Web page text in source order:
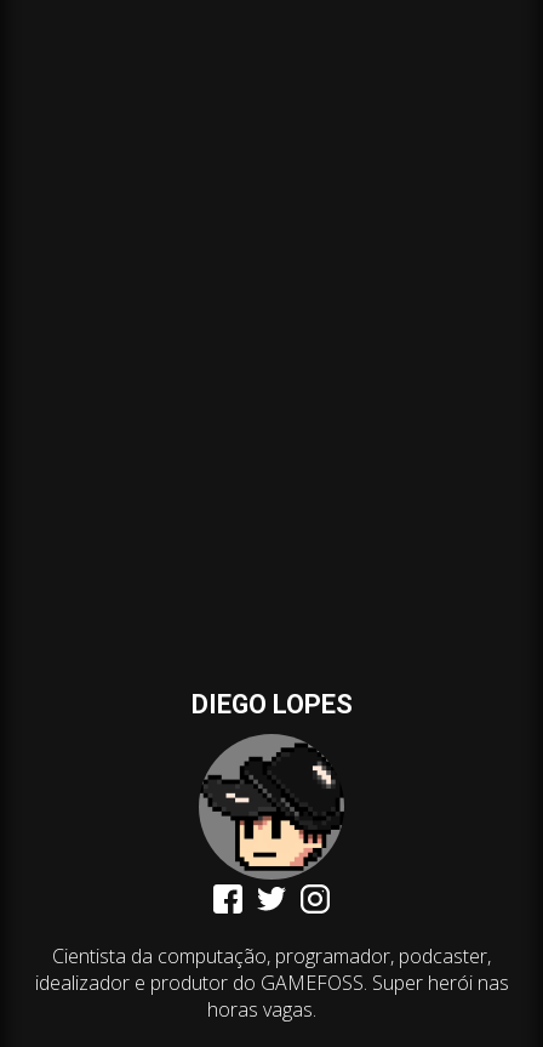
DIEGO LOPES
Cientista da computação, programador, podcaster,
idealizador e produtor do GAMEFOSS. Super herói nas
horas vagas.